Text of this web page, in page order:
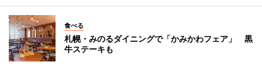
食べる
札幌・みのるダイニングで「かみかわフェア」 黒
牛ステーキも